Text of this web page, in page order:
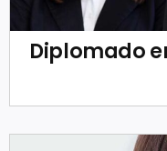
Diplomado